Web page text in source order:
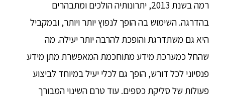
רמה בשנת 2013, יתרונותיה הולכים ומתבהרים
בהדרגה. השימוש בה הופך לנפוץ יותר ויותר, ובמקביל
היא גם משתדרגת והופכת להרבה יותר יעילה. מה
שהחל כמערכת מידע מתוחכמת המאפשרת מתן מידע
פנסיוני לכל דורש, הופך גם לכלי יעיל במיוחד לביצוע
פעולות של סליקת כספים. עוד טרם השינוי המבורך